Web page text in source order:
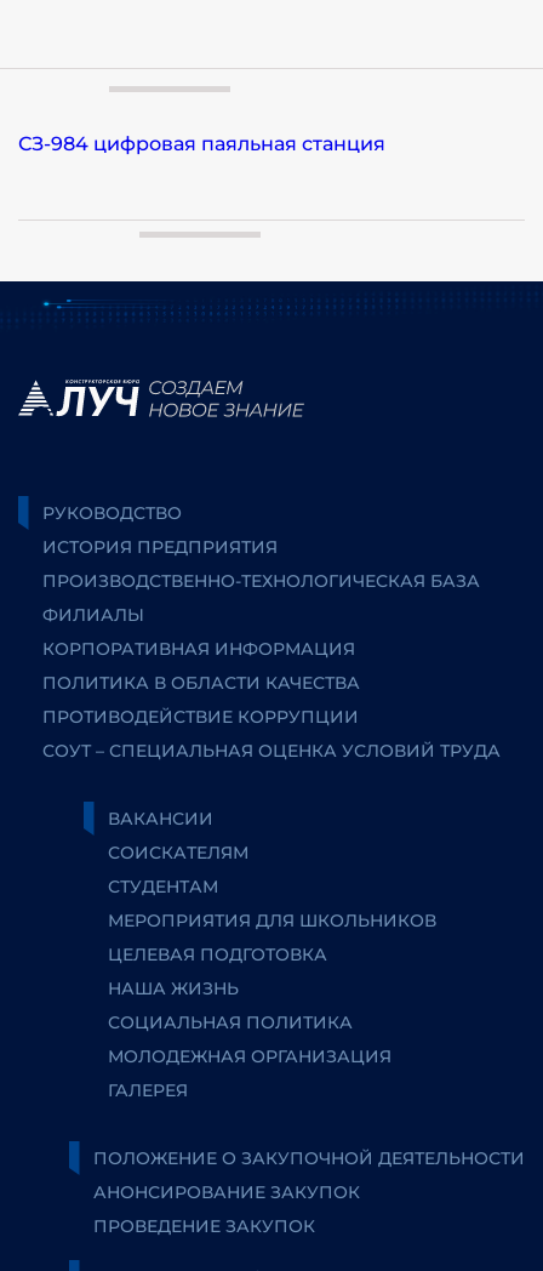
СЗ-984 цифровая паяльная станция
РУКОВОДСТВО
ИСТОРИЯ ПРЕДПРИЯТИЯ
ПРОИЗВОДСТВЕННО-ТЕХНОЛОГИЧЕСКАЯ БАЗА
ФИЛИАЛЫ
КОРПОРАТИВНАЯ ИНФОРМАЦИЯ
ПОЛИТИКА В ОБЛАСТИ КАЧЕСТВА
ПРОТИВОДЕЙСТВИЕ КОРРУПЦИИ
СОУТ – СПЕЦИАЛЬНАЯ ОЦЕНКА УСЛОВИЙ ТРУДА
ВАКАНСИИ
СОИСКАТЕЛЯМ
СТУДЕНТАМ
МЕРОПРИЯТИЯ ДЛЯ ШКОЛЬНИКОВ
ЦЕЛЕВАЯ ПОДГОТОВКА
НАША ЖИЗНЬ
СОЦИАЛЬНАЯ ПОЛИТИКА
МОЛОДЕЖНАЯ ОРГАНИЗАЦИЯ
ГАЛЕРЕЯ
ПОЛОЖЕНИЕ О ЗАКУПОЧНОЙ ДЕЯТЕЛЬНОСТИ
АНОНСИРОВАНИЕ ЗАКУПОК
ПРОВЕДЕНИЕ ЗАКУПОК